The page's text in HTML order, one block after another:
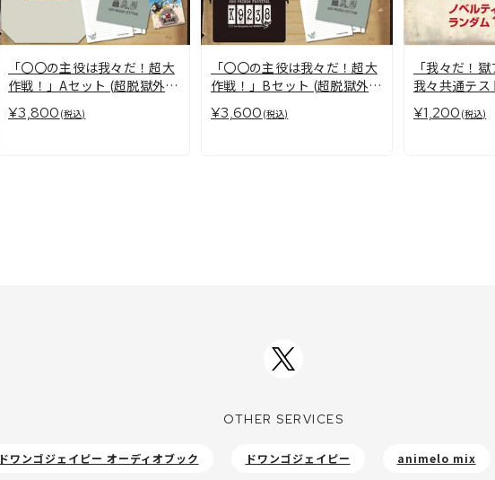
「〇〇の主役は我々だ！超大
作戦！」Aセット (超脱獄外伝
¥3,800 (税込)
「〇〇の主役は我々だ！超大
作戦！」Bセット (超脱獄外伝
¥3,600 (税込)
「我々だ！獄
我々共通テス
¥1,200 (税込)
OTHER SERVICES
ドワンゴジェイピー オーディオブック ドワンゴジェイピー animelo mix